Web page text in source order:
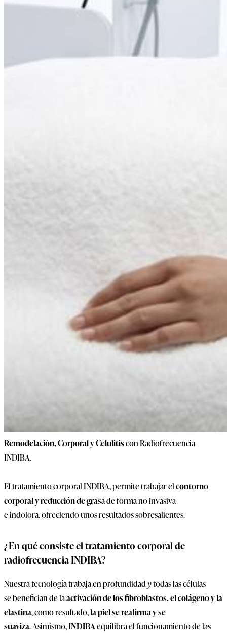
Remodelación, Corporal y Celulitiscon Radiofrecuencia
INDIBA.
El tratamiento corporal INDIBA, permite trabajar elcontorno
corporal y reducción de grasa de forma no invasiva
e indolora, ofreciendo unos resultados sobresalientes.
¿En qué consiste el tratamiento corporal de
radiofrecuencia INDIBA?
Nuestra tecnología trabaja en profundidadytodas las células
se benefician de laactivación de los fibroblastos, el colágeno y la
elastina, como resultado,la piel se reafirma y se
suaviza. Asimismo,INDIBAequilibra el funcionamiento de las